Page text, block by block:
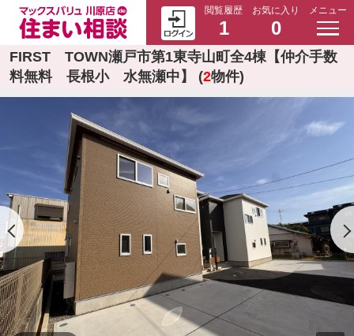
閲覧履歴
1
お気に入り
0
メニュー
FIRST TOWN瀬戸市第1東寺山町全4棟【仲介手数
料無料 長根小 水無瀬中】 (2物件)